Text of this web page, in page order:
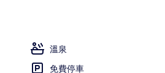
溫泉
免費停車